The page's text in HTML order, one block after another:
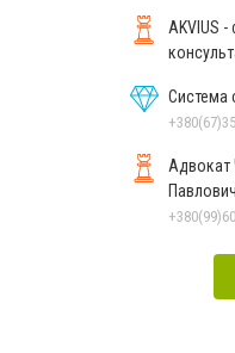
AKVIUS -
Система
Адвокат
Павлович